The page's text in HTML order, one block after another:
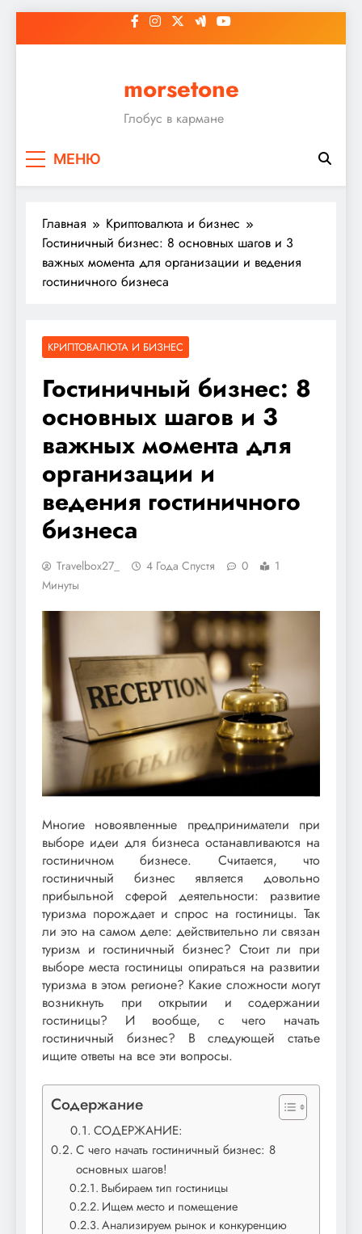
к
morsetone
Глобус в кармане
МЕНЮ
Главная
Криптовалюта и бизнес
Гостиничный бизнес: 8 основных шагов и 3
важных момента для организации и ведения
гостиничного бизнеса
КРИПТОВАЛЮТА И БИЗНЕС
Гостиничный бизнес: 8
основных шагов и 3
важных момента для
организации и
ведения гостиничного
бизнеса
Travelbox27_ 4 Года Спустя 0
1
Минуты
Многие новоявленные предприниматели при
выборе идеи для бизнеса останавливаются на
гостиничном бизнесе. Считается, что
гостиничный бизнес является довольно
прибыльной сферой деятельности: развитие
туризма порождает и спрос на гостиницы. Так
ли это на самом деле: действительно ли связан
туризм и гостиничный бизнес? Стоит ли при
выборе места гостиницы опираться на развитии
туризма в этом регионе? Какие сложности могут
возникнуть при открытии и содержании
гостиницы? И вообще, с чего начать
гостиничный бизнес? В следующей статье
ищите ответы на все эти вопросы.
Содержание
СОДЕРЖАНИЕ:
С чего начать гостиничный бизнес: 8
основных шагов!
Выбираем тип гостиницы
Ищем место и помещение
Анализируем рынок и конкуренцию